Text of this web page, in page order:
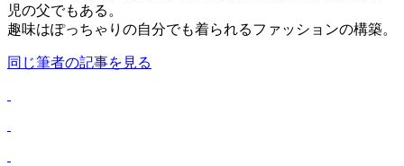
児の父でもある。
趣味はぽっちゃりの自分でも着られるファッションの構築。
同じ筆者の記事を見る